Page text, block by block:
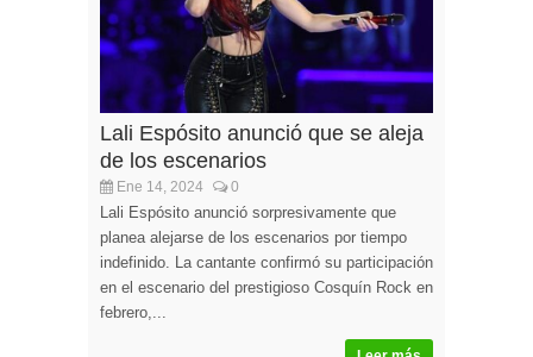
Lali Espósito anunció que se aleja
de los escenarios
Ene 14, 2024 0
Lali Espósito anunció sorpresivamente que
planea alejarse de los escenarios por tiempo
indefinido. La cantante confirmó su participación
en el escenario del prestigioso Cosquín Rock en
febrero,...